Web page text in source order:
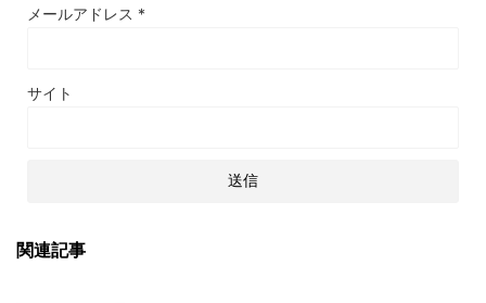
メールアドレス *
サイト
関連記事